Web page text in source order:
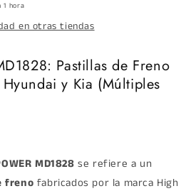
1 hora
en otras tiendas
Pastillas de Freno
y Kia (Múltiples
MD1828 se refiere a un
freno fabricados por la marca High